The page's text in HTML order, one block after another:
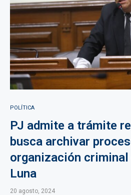
POLÍTICA
PJ admite a trámite
busca archivar
organización
Luna
20 agosto, 2024